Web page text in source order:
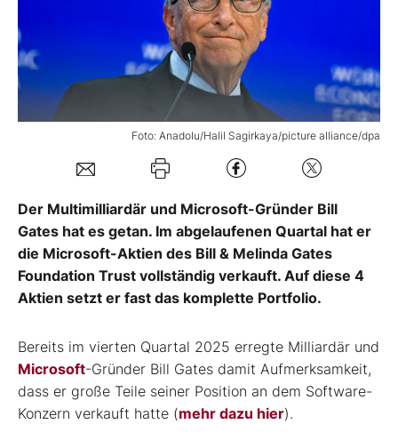
Folgen Sie uns
Foto: Anadolu/Halil Sagirkaya/picture alliance/dpa
Der Multimilliardär und Microsoft-Gründer Bill
Gates hat es getan. Im abgelaufenen Quartal hat er
die Microsoft-Aktien des Bill & Melinda Gates
Foundation Trust vollständig verkauft. Auf diese 4
Aktien setzt er fast das komplette Portfolio.
Bereits im vierten Quartal 2025 erregte Milliardär und
Microsoft-Gründer Bill Gates damit Aufmerksamkeit,
dass er große Teile seiner Position an dem Software-
Konzern verkauft hatte (mehr dazu hier).